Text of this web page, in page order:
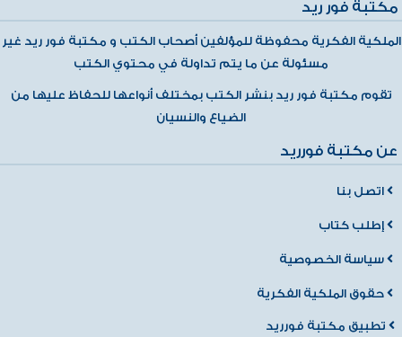
مكتبة فور ريد
الملكية الفكرية محفوظة للمؤلفين أصحاب الكتب و مكتبة فور ريد غير
مسئولة عن ما يتم تداولة في محتوي الكتب
تقوم مكتبة فور ريد بنشر الكتب بمختلف أنواعها للحفاظ عليها من
الضياع والنسيان
عن مكتبة فورريد
اتصل بنا
إطلب كتاب
سياسة الخصوصية
حقوق الملكية الفكرية
تطبيق مكتبة فورريد